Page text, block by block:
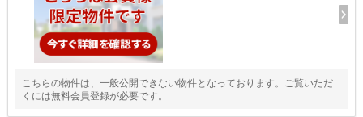
こちらの物件は、一般公開できない物件となっております。ご覧いただ
くには無料会員登録が必要です。